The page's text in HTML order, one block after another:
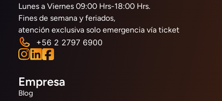
Lunes a Viernes 09:00 Hrs-18:00 Hrs.
Fines de semana y feriados,
atención exclusiva solo emergencia vía ticket
+56 2 2797 6900
Empresa
Blog